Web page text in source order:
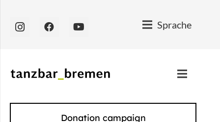
Sprache
Donation campaign